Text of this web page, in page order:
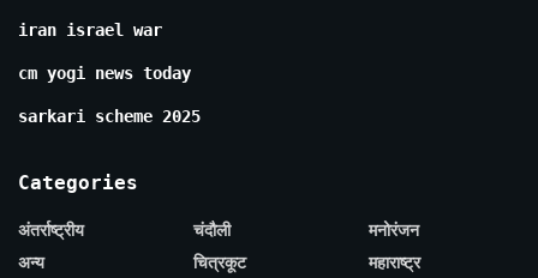
iran israel war
cm yogi news today
sarkari scheme 2025
Categories
अंतर्राष्ट्रीय
अन्य
चंदौली
चित्रकूट
मनोरंजन
महाराष्ट्र